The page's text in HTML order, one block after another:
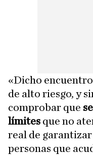
«Dicho
de alto riesgo, y
comprobar que
límites que no
real de
personas que